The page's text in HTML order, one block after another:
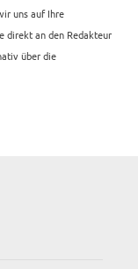
uns auf Ihre
direkt an den Redakteur
über die